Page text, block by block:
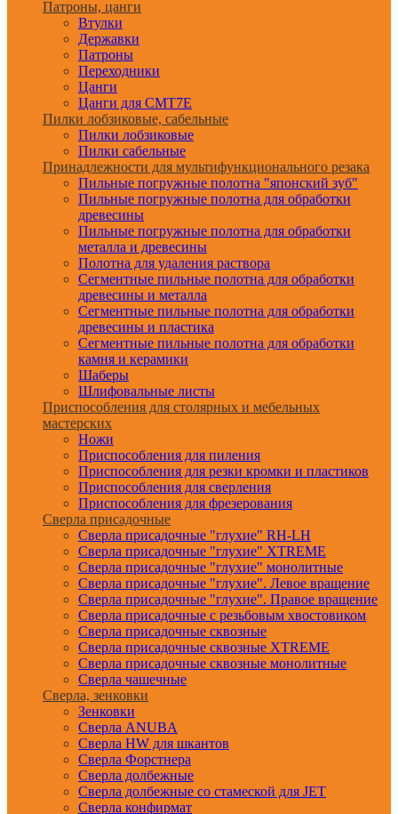
Патроны, цанги
Втулки
Державки
Патроны
Переходники
Цанги
Цанги для CMT7E
Пилки лобзиковые, сабельные
Пилки лобзиковые
Пилки сабельные
Принадлежности для мультифункционального резака
Пильные погружные полотна "японский зуб"
Пильные погружные полотна для обработки
древесины
Пильные погружные полотна для обработки
металла и древесины
Полотна для удаления раствора
Сегментные пильные полотна для обработки
древесины и металла
Сегментные пильные полотна для обработки
древесины и пластика
Сегментные пильные полотна для обработки
камня и керамики
Шаберы
Шлифовальные листы
Приспособления для столярных и мебельных
мастерских
Ножи
Приспособления для пиления
Приспособления для резки кромки и пластиков
Приспособления для сверления
Приспособления для фрезерования
Сверла присадочные
Сверла присадочные "глухие" RH-LH
Сверла присадочные "глухие" XTREME
Сверла присадочные "глухие" монолитные
Сверла присадочные "глухие". Левое вращение
Сверла присадочные "глухие". Правое вращение
Сверла присадочные с резьбовым хвостовиком
Сверла присадочные сквозные
Сверла присадочные сквозные XTREME
Сверла присадочные сквозные монолитные
Сверла чашечные
Сверла, зенковки
Зенковки
Сверла ANUBA
Сверла HW для шкантов
Сверла Форстнера
Сверла долбежные
Сверла долбежные со стамеской для JET
Сверла конфирмат